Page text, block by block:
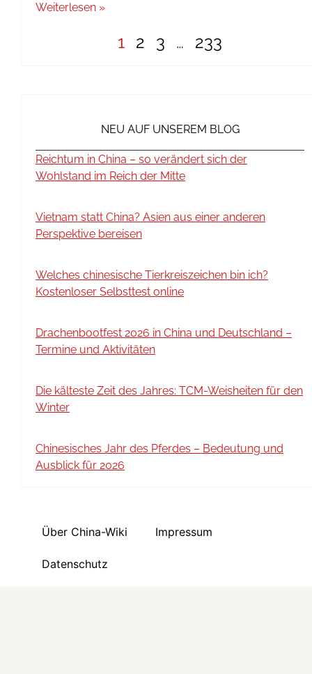
Weiterlesen »
1 2 3 … 233
NEU AUF UNSEREM BLOG
Reichtum in China – so verändert sich der
Wohlstand im Reich der Mitte
Vietnam statt China? Asien aus einer anderen
Perspektive bereisen
Welches chinesische Tierkreiszeichen bin ich?
Kostenloser Selbsttest online
Drachenbootfest 2026 in China und Deutschland –
Termine und Aktivitäten
Die kälteste Zeit des Jahres: TCM-Weisheiten für den
Winter
Chinesisches Jahr des Pferdes – Bedeutung und
Ausblick für 2026
Über China-Wiki Impressum
Datenschutz